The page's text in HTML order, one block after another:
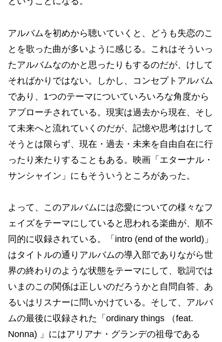
アルバムを初めから聴いていくと、どうも失恋のこ
とを歌った曲が多いように感じる。これはそういっ
たアルバムなのかと思ったりもするのだが、けして
そればかりではない。しかし、コンセプトアルバム
であり、1つのテーマについていろいろな角度から
アプローチされている。現実は過去から現在、そし
て未来へと流れていくのだが、記憶や思考はけして
そうとは限らず、現在・過去・未来を自由自在に行
ったり来たりすることもある。映画「エターナル・
サンシャイン」にもそういうところがあった。
よって、このアルバムには恋愛についての様々なフ
ェイズをテーマにしていると思われる楽曲が、順不
同的に収録されている。「intro (end of the world)」
はタイトルの通りアルバムの導入部でありながら世
界の終わりのような状態をテーマにして、歌詞では
いまのこの関係は正しいのだろうかと自問自答、あ
るいはリスナーに問いかけている。そして、アルバ
ムの最後に収録された「ordinary things （feat.
Nonna) 」にはアリアナ・グランデの祖母である